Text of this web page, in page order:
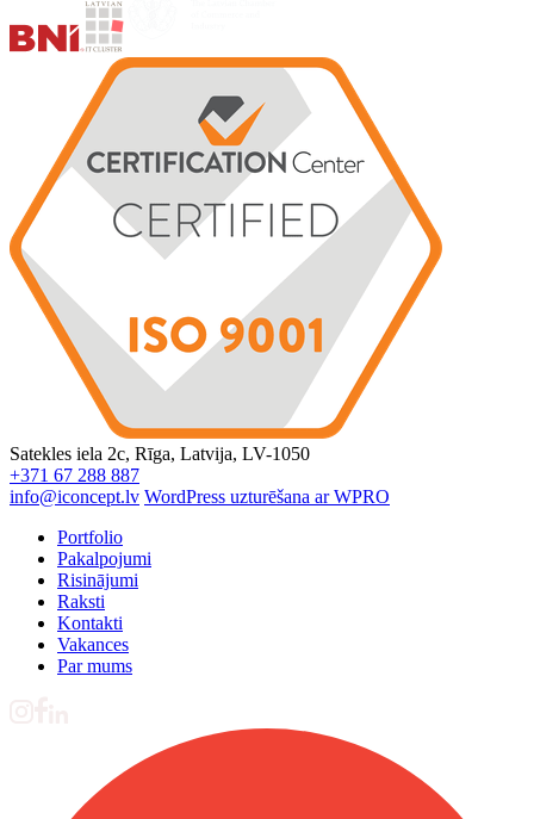
Satekles iela 2c, Rīga, Latvija, LV-1050
+371 67 288 887
info@iconcept.lv WordPress uzturēšana ar WPRO
Portfolio
Pakalpojumi
Risinājumi
Raksti
Kontakti
Vakances
Par mums